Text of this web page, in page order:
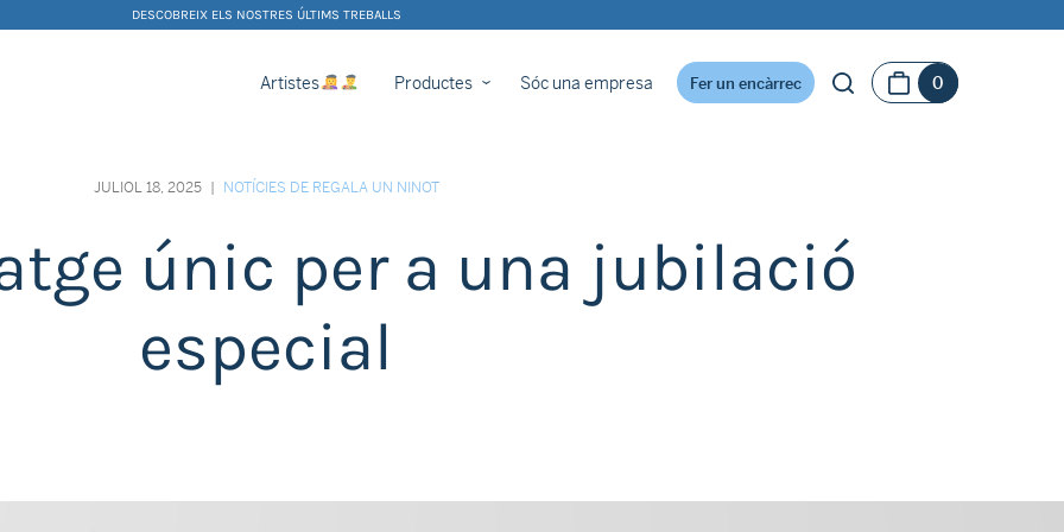
DESCOBREIX ELS NOSTRES ÚLTIMS TREBALLS
Artistes Productes Sóc una empresa Fer un encàrrec 0
JULIOL 18, 2025 | NOTÍCIES DE REGALA UN NINOT
únic per a una jubilació
especial